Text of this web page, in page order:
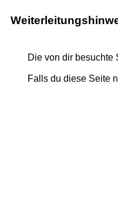
Die von dir besuchte
Falls du diese Seite